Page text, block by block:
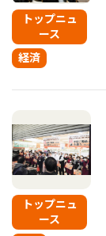
トップニュ
ース
経済
トップニュ
ース